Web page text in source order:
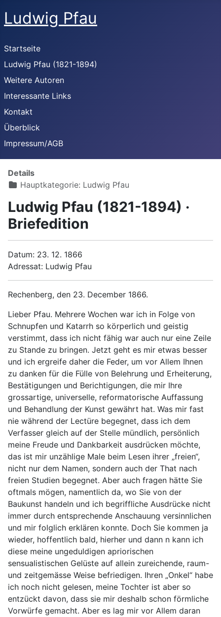
Ludwig Pfau
Startseite
Ludwig Pfau (1821-1894)
Weitere Autoren
Interessante Links
Kontakt
Überblick
Impressum/AGB
Details
Hauptkategorie: Ludwig Pfau
Ludwig Pfau (1821-1894) ·
Briefedition
Datum: 23. 12. 1866
Adressat: Ludwig Pfau
Rechenberg, den 23. December 1866.
Lieber Pfau. Mehrere Wochen war ich in Folge von
Schnupfen und Katarrh so körperlich und geistig
verstimmt, dass ich nicht fähig war auch nur eine Zeile
zu Stande zu bringen. Jetzt geht es mir etwas besser
und ich ergreife daher die Feder, um vor Allem Ihnen
zu danken für die Fülle von Belehrung und Erheiterung,
Bestätigungen und Berichtigungen, die mir Ihre
grossartige, universelle, reformatorische Auffassung
und Behandlung der Kunst gewährt hat. Was mir fast
nie während der Lectüre begegnet, dass ich dem
Verfasser gleich auf der Stelle mündlich, persönlich
meine Freude und Dankbarkeit ausdrücken möchte,
das ist mir unzählige Male beim Lesen ihrer „freien“,
nicht nur dem Namen, sondern auch der That nach
freien Studien begegnet. Aber auch fragen hätte Sie
oftmals mögen, namentlich da, wo Sie von der
Baukunst handeln und ich begriffliche Ausdrücke nicht
immer durch entsprechende Anschauung versinnlichen
und mir folglich erklären konnte. Doch Sie kommen ja
wieder, hoffentlich bald, hierher und dann n kann ich
diese meine ungeduldigen apriorischen
sensualistischen Gelüste auf allein zureichende, raum-
und zeitgemässe Weise befriedigen. Ihren „Onkel“ habe
ich noch nicht gelesen, meine Tochter ist aber so
entzückt davon, dass sie mir deshalb schon förmliche
Vorwürfe gemacht. Aber es lag mir vor Allem daran